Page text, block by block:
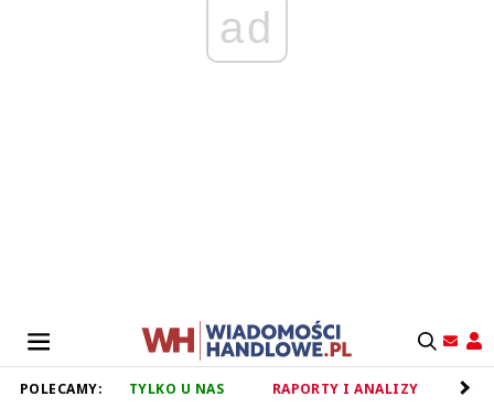
ad
POLECAMY: TYLKO U NAS RAPORTY I ANALIZY